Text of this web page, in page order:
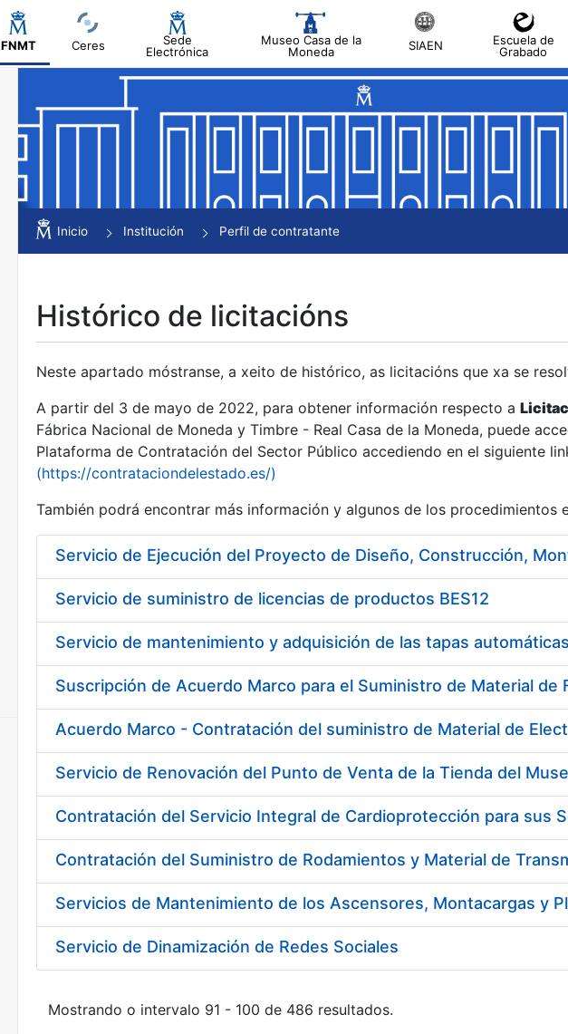
FNMT Ceres
Sede
Electrónica
Museo Casa de la
Moneda
SIAEN
Escuela de
Grabado
Mostrar/Ocultar
Mostrar/Ocultar
Mostrar/Ocultar
Mostrar/Ocultar
Mostrar/Ocultar
Inicio Institución Perfil de contratante
Histórico de licitacións
Neste apartado móstranse, a xeito de histórico, as licitacións que xa se
A partir del 3 de mayo de 2022, para obtener información respecto a
Fábrica Nacional de Moneda y Timbre - Real Casa de la Moneda, puede
Plataforma de Contratación del Sector Público accediendo en el siguiente
(https://contrataciondelestado.es/)
También podrá encontrar más información y algunos de los procedimientos
Servicio de suministro de licencias de productos BES12
Servicio de Renovación del Punto de Venta de la Tienda del
Contratación del Servicio Integral de Cardioprotección para sus
Servicio de Dinamización de Redes Sociales
Mostrando o intervalo 91 - 100 de 486 resultados.